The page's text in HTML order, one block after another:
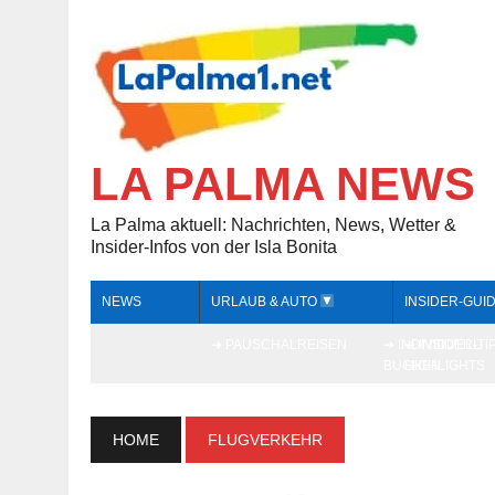
LA PALMA NEWS
La Palma aktuell: Nachrichten, News, Wetter &
Insider-Infos von der Isla Bonita
NEWS URLAUB & AUTO INSIDER-
HOME FLUGVERKEHR